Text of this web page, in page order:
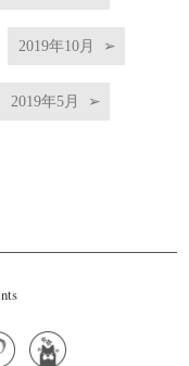
2019年10月
2019年5月